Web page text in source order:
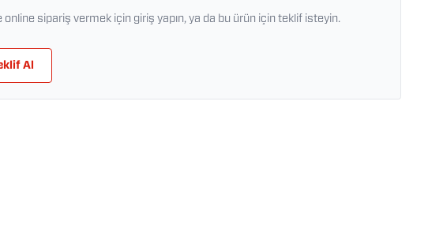
online sipariş vermek için giriş yapın, ya da bu ürün için teklif isteyin.
Al